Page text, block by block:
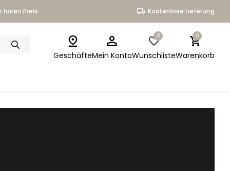
Preis Kostenlose Lieferung
GeschäfteMein Konto
0
Wunschliste
0
Warenkorb